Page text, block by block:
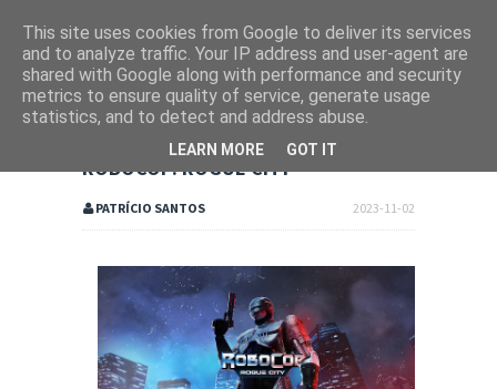
ROBOCOP: ROGUE CITY
2023-11-02
PATRÍCIO SANTOS
This site uses cookies from Google to deliver its services
and to analyze traffic. Your IP address and user-agent are
shared with Google along with performance and security
metrics to ensure quality of service, generate usage
statistics, and to detect and address abuse.
LEARN MORE GOT IT